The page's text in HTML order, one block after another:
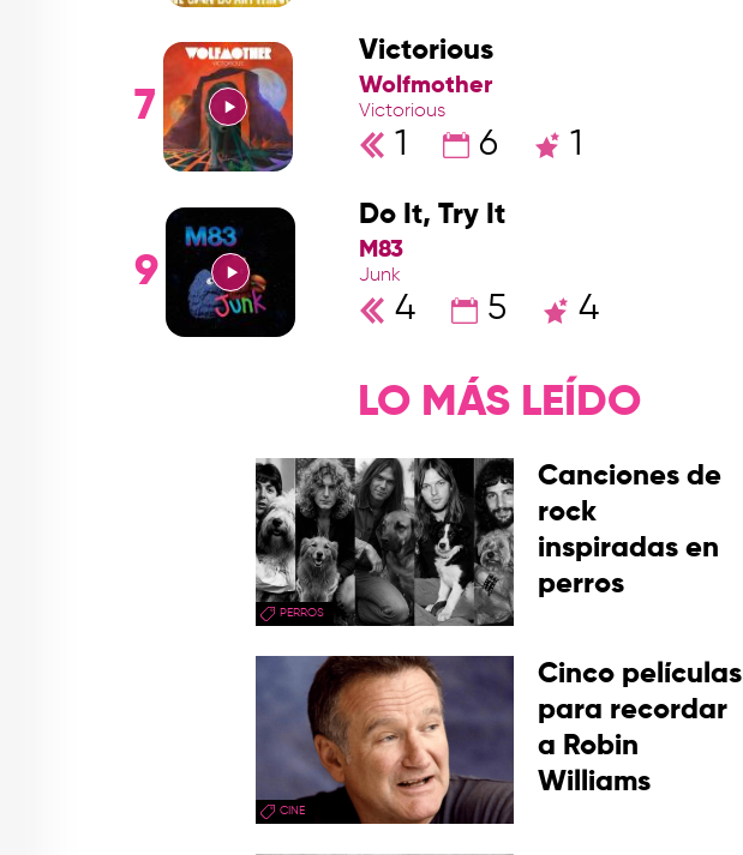
7
Victorious
Wolfmother
Victorious
1 6 1
9
Do It, Try It
M83
Junk
4 5 4
LO MÁS LEÍDO
PERROS
Canciones de
rock
inspiradas en
perros
CINE
Cinco películas
para recordar
a Robin
Williams